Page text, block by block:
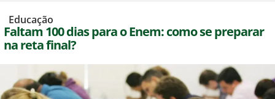
Educação
Faltam 100 dias para o Enem: como se preparar
na reta final?